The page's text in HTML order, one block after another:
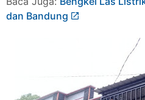
dan Bandung